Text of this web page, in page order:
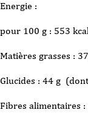
Energie :
pour 100 g : 553
Matières grasses :
Glucides : 44 g
Fibres alimentaires :